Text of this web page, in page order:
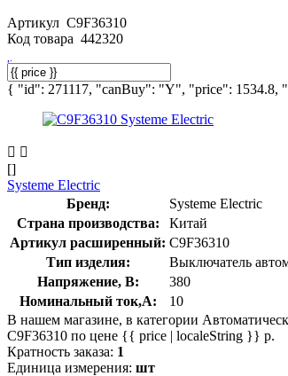
Артикул C9F36310
Код товара 442320
{ "id": 271117, "canBuy": "Y", "price": 1534.8,
[]
Systeme Electric
Бренд:
Systeme Electric
Страна производства:
Китай
Артикул расширенный: C9F36310
Тип изделия:
Выключатель
Напряжение, В:
380
Номинальный ток,А:
10
В нашем магазине, в категории
C9F36310 по цене {{ price | localeString }} р.
Кратность заказа: 1
Единица измерения: шт